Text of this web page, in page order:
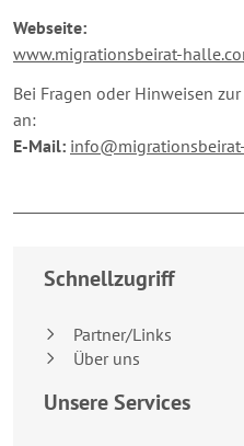
Webseite:
www.migrationsbeirat-
Bei Fragen oder Hinweisen
an:
E-Mail:
Schnellzugriff
Partner/Links
Über uns
Unsere Services